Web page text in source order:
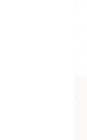
SEXY SECRET